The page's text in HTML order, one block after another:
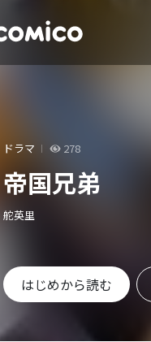
ドラマ 278
帝国兄弟
舵英里
はじめから読む